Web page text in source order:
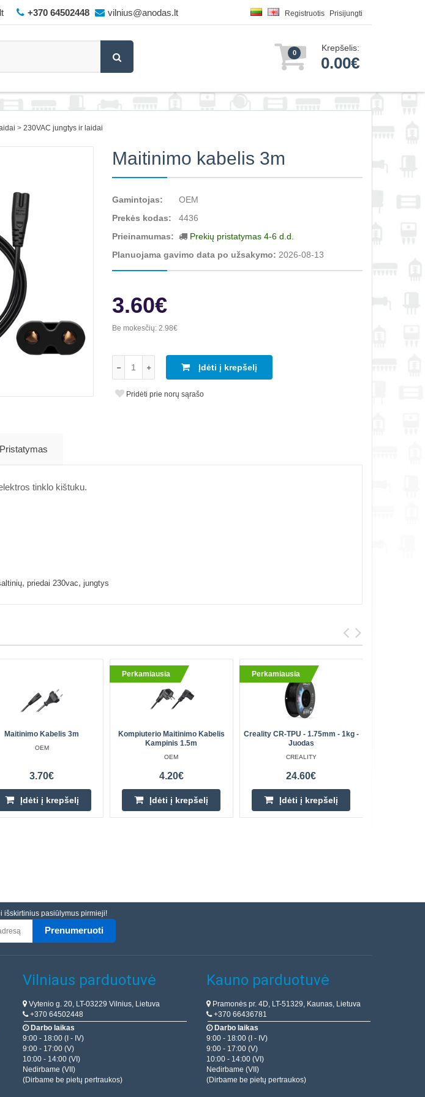
+370 64502448 vilnius@anodas.lt Registruotis Prisijungti
0 Krepšelis:
0.00€
230VAC jungtys ir laidai
Maitinimo kabelis 3m
Gamintojas:
OEM
Prekės kodas:
4436
Prieinamumas:
Prekių pristatymas 4-6 d.d.
Planuojama gavimo data po užsakymo: 2026-08-13
3.60€
Be mokesčių:2.98€
Įdėti į krepšelį
Pridėti prie norų sąrašo
tinklo kištuku.
, priedai 230vac, jungtys
Maitinimo Kabelis 3m
OEM
3.70€
Įdėti į krepšelį
Perkamiausia
Kompiuterio Maitinimo Kabelis
Kampinis 1.5m
OEM
4.20€
Įdėti į krepšelį
Perkamiausia
Creality CR-TPU - 1.75mm - 1kg -
Juodas
CREALITY
24.60€
Įdėti į krepšelį
išskirtinius pasiūlymus pirmieji!
Prenumeruoti
Vilniaus parduotuvė
Vytenio g. 20, LT-03229 Vilnius, Lietuva
+370 64502448
Darbo laikas
9:00 - 18:00 (I - IV)
9:00 - 17:00 (V)
10:00 - 14:00 (VI)
Nedirbame (VII)
(Dirbame be pietų pertraukos)
Kauno parduotuvė
Pramonės pr. 4D, LT-51329, Kaunas, Lietuva
+370 66436781
Darbo laikas
9:00 - 18:00 (I - IV)
9:00 - 17:00 (V)
10:00 - 14:00 (VI)
Nedirbame (VII)
(Dirbame be pietų pertraukos)